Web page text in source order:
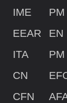
IME
EEAR
ITA
CN
CFN
EN